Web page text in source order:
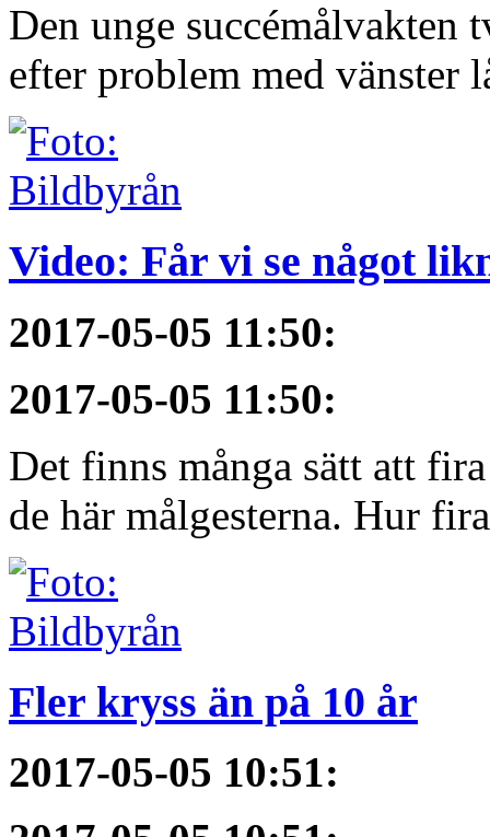
Den unge succémålvakten
efter problem med vänster
Video: Får vi se något
2017-05-05 11:50:
2017-05-05 11:50:
Det finns många sätt att
de här målgesterna. Hur
Fler kryss än på 10 år
2017-05-05 10:51: